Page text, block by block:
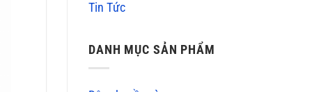
Tin Tức
DANH MỤC SẢN PHẨM